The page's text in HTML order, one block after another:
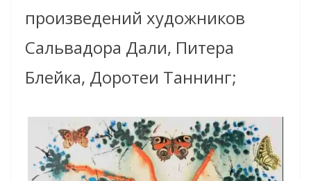
произведений художников
Сальвадора Дали, Питера
Блейка, Доротеи Таннинг;